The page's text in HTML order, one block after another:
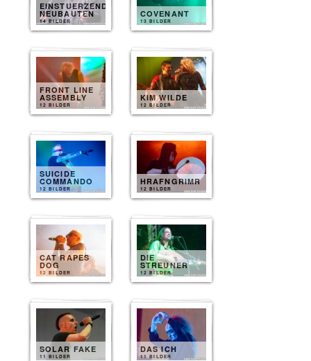
EINSTUERZENDE
NEUBAUTEN
14 BILDER
COVENANT
13 BILDER
FRONT LINE
ASSEMBLY
12 BILDER
KIM WILDE
12 BILDER
SUICIDE
COMMANDO
12 BILDER
HRAFNGRIMR
12 BILDER
CAT RAPES
DOG
12 BILDER
DIE
STREUNER
12 BILDER
SOLAR FAKE
11 BILDER
DAS ICH
11 BILDER